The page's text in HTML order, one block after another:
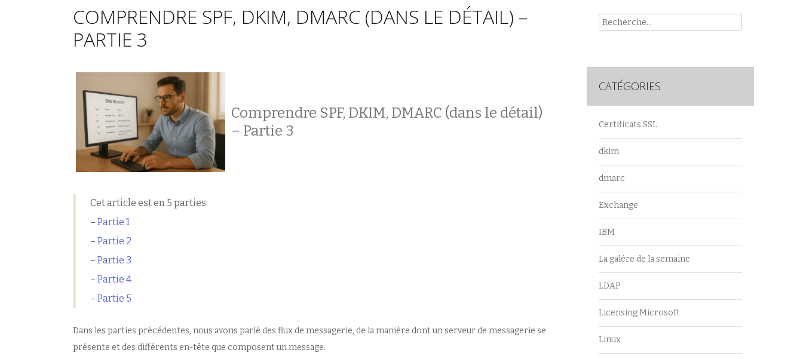
COMPRENDRE SPF, DKIM, DMARC (DANS LE DÉTAIL) –
PARTIE 3
Comprendre SPF, DKIM, DMARC (dans le détail)
– Partie 3
Cet article est en 5 parties:
– Partie 1
– Partie 2
– Partie 3
– Partie 4
– Partie 5
Dans les parties précédentes, nous avons parlé des flux de messagerie, de la manière dont un serveur de messagerie se
présente et des différents en-tête que composent un message.
Rech
CATÉGORIES
Certificats SSL
dkim
dmarc
Exchange
IBM
La galère de la semaine
LDAP
Licensing Microsoft
Linux